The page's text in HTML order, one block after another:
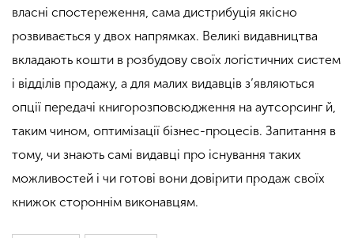
власні спостереження, сама дистрибуція якісно
розвивається у двох напрямках. Великі видавництва
вкладають кошти в розбудову своїх логістичних систем
і відділів продажу, а для малих видавців з’являються
опції передачі книгорозповсюдження на аутсорсинг й,
таким чином, оптимізації бізнес-процесів. Запитання в
тому, чи знають самі видавці про існування таких
можливостей і чи готові вони довірити продаж своїх
книжок стороннім виконавцям.